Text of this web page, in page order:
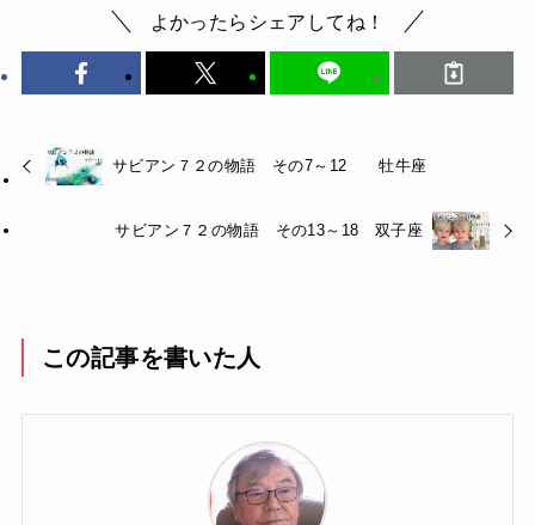
よかったらシェアしてね！
サビアン７２の物語 その7～12 牡牛座
サビアン７２の物語 その13～18 双子座
この記事を書いた人